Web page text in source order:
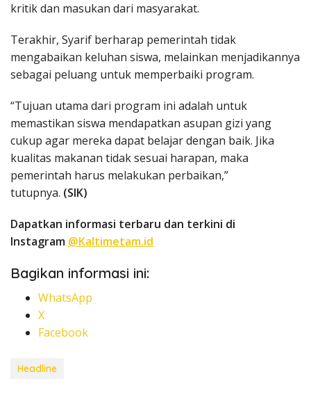
kritik dan masukan dari masyarakat.
Terakhir, Syarif berharap pemerintah tidak
mengabaikan keluhan siswa, melainkan menjadikannya
sebagai peluang untuk memperbaiki program.
“Tujuan utama dari program ini adalah untuk
memastikan siswa mendapatkan asupan gizi yang
cukup agar mereka dapat belajar dengan baik. Jika
kualitas makanan tidak sesuai harapan, maka
pemerintah harus melakukan perbaikan,”
tutupnya. (SIK)
Dapatkan informasi terbaru dan terkini di
Instagram @Kaltimetam.id
Bagikan informasi ini:
WhatsApp
X
Facebook
Headline